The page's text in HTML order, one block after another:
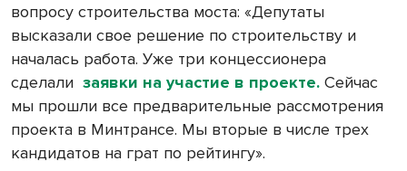
вопросу строительства моста: «Депутаты
высказали свое решение по строительству и
началась работа. Уже три концессионера
сделали заявки на участие в проекте. Сейчас
мы прошли все предварительные рассмотрения
проекта в Минтрансе. Мы вторые в числе трех
кандидатов на грат по рейтингу».